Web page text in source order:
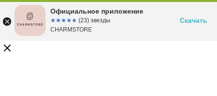
Официальное приложение
☆☆☆☆☆
★★★★★ (23) звезды
CHARMSTORE
Скачать